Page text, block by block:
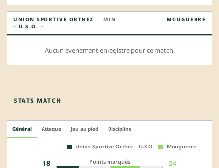
UNION SPORTIVE ORTHEZ
– U.S.O. –
MIN MOUGUERRE
Aucun evenement enregistre pour ce match.
STATS MATCH
Général Attaque Jeu au pied Discipline
Union Sportive Orthez – U.S.O. – Mouguerre
18 Points marqués 24